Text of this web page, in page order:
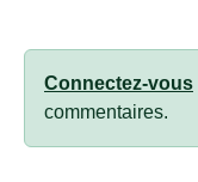
Connectez-vous
commentaires.